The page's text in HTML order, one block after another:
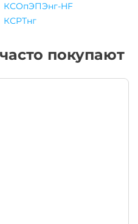
КСОпЭПЭнг-HF
КСРТнг
покупают